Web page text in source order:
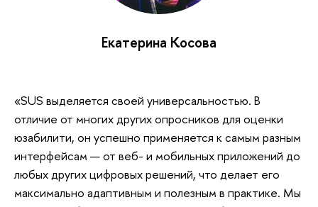
Екатерина Косова
«SUS выделяется своей универсальностью. В
отличие от многих других опросников для оценки
юзабилити, он успешно применяется к самым разным
интерфейсам — от веб- и мобильных приложений до
любых других цифровых решений, что делает его
максимально адаптивным и полезным в практике. Мы